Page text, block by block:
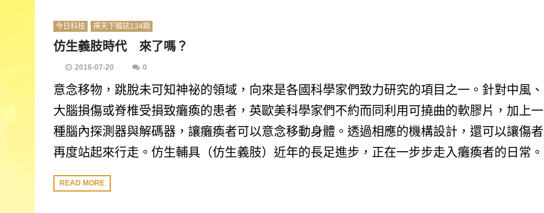
今日科技 禪天下雜誌134期
仿生義肢時代 來了嗎？
2016-07-20 0
意念移物，跳脫未可知神祕的領域，向來是各國科學家們致力研究的項目之一。針對中風、
大腦損傷或脊椎受損致癱瘓的患者，英歐美科學家們不約而同利用可撓曲的軟膠片，加上一
種腦內探測器與解碼器，讓癱瘓者可以意念移動身體。透過相應的機構設計，還可以讓傷者
再度站起來行走。仿生輔具（仿生義肢）近年的長足進步，正在一步步走入癱瘓者的日常。
READ MORE